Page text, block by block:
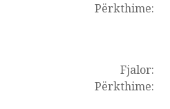
Përkthime:
Fjalor:
Përkthime: